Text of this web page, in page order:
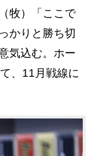
牧）「ここで
かりと勝ち切
気込む。ホー
、11月戦線に